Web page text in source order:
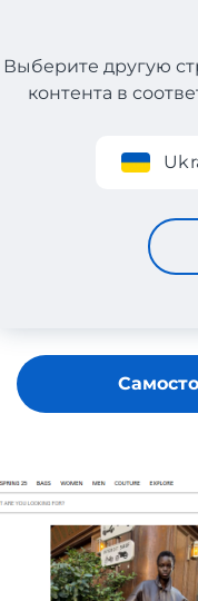
Регистрация
Выберите другую
контента в
Balenciaga